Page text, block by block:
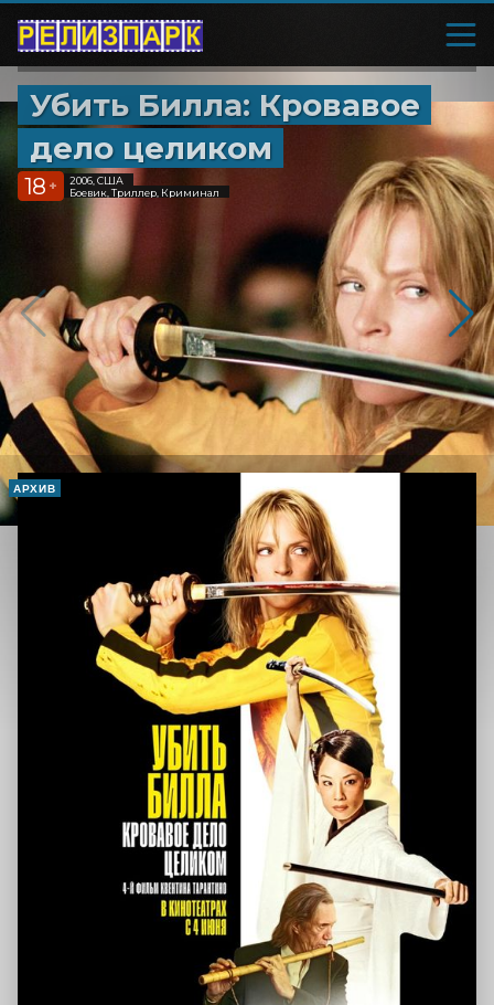
Убить Билла: Кровавое
дело целиком
18 +
2006, США
Боевик, Триллер, Криминал
АРХИВ